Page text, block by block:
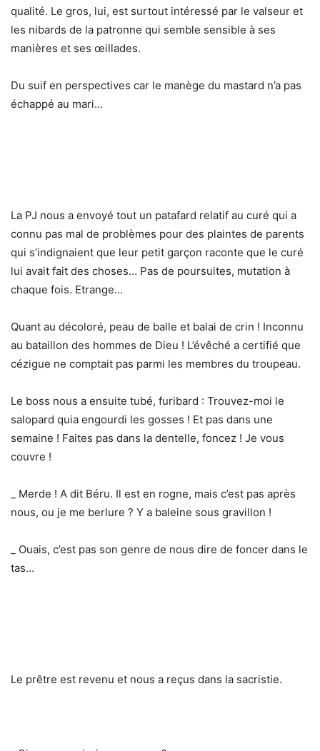
qualité. Le gros, lui, est surtout intéressé par le valseur et
les nibards de la patronne qui semble sensible à ses
manières et ses œillades.
Du suif en perspectives car le manège du mastard n’a pas
échappé au mari…
La PJ nous a envoyé tout un patafard relatif au curé qui a
connu pas mal de problèmes pour des plaintes de parents
qui s’indignaient que leur petit garçon raconte que le curé
lui avait fait des choses… Pas de poursuites, mutation à
chaque fois. Etrange…
Quant au décoloré, peau de balle et balai de crin ! Inconnu
au bataillon des hommes de Dieu ! L’évêché a certifié que
cézigue ne comptait pas parmi les membres du troupeau.
Le boss nous a ensuite tubé, furibard : Trouvez-moi le
salopard quia engourdi les gosses ! Et pas dans une
semaine ! Faites pas dans la dentelle, foncez ! Je vous
couvre !
_ Merde ! A dit Béru. Il est en rogne, mais c’est pas après
nous, ou je me berlure ? Y a baleine sous gravillon !
_ Ouais, c’est pas son genre de nous dire de foncer dans le
tas…
Le prêtre est revenu et nous a reçus dans la sacristie.